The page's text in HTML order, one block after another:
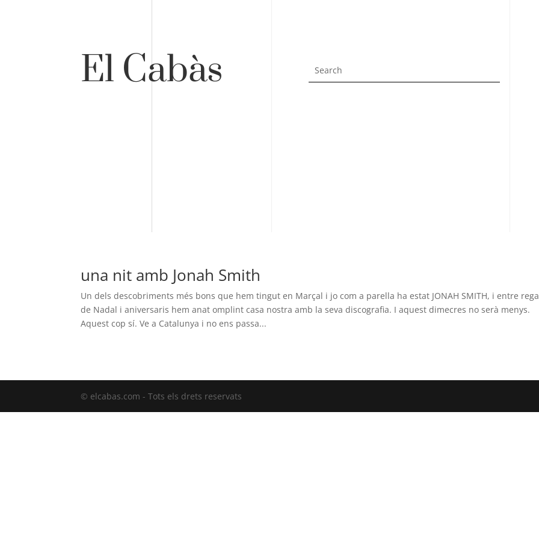
El Cabàs
una nit amb Jonah Smith
Un dels descobriments més bons que hem tingut en Marçal i jo com a parella ha estat JONAH SMITH, i entre
de Nadal i aniversaris hem anat omplint casa nostra amb la seva discografia. I aquest dimecres no serà menys.
Aquest cop sí. Ve a Catalunya i no ens passa...
© elcabas.com - Tots els drets reservats